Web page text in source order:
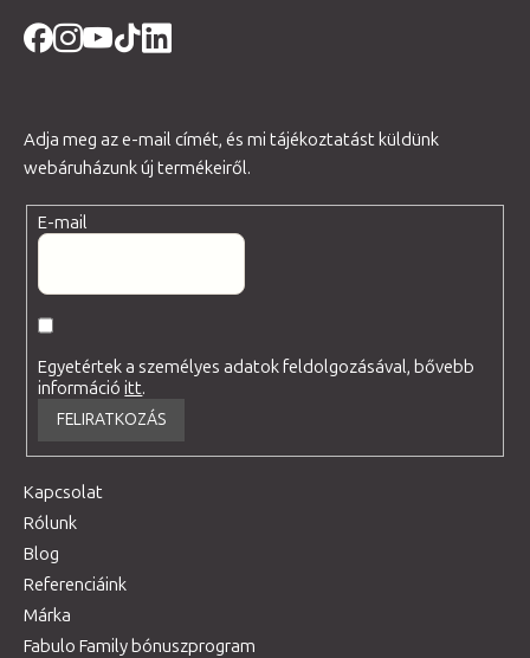
Adja meg az e-mail címét, és mi tájékoztatást küldünk
webáruházunk új termékeiről.
E-mail
Egyetértek a személyes adatok feldolgozásával, bővebb
információitt.
FELIRATKOZÁS
Kapcsolat
Rólunk
Blog
Referenciáink
Márka
Fabulo Family bónuszprogram